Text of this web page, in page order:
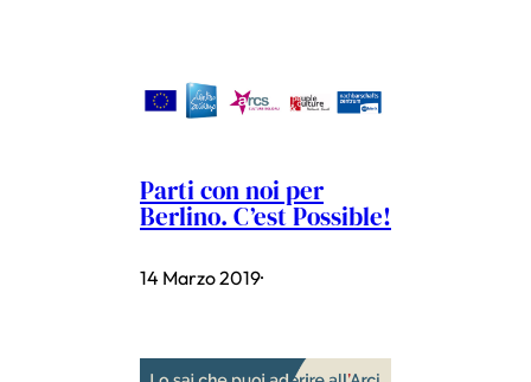
Parti con noi per
Berlino. C’est Possible!
14 Marzo 2019·